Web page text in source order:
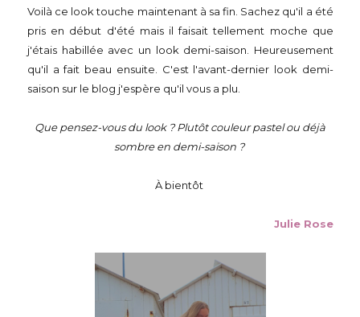
Voilà ce look touche maintenant à sa fin. Sachez qu'il a été
pris en début d'été mais il faisait tellement moche que
j'étais habillée avec un look demi-saison. Heureusement
qu'il a fait beau ensuite. C'est l'avant-dernier look demi-
saison sur le blog j'espère qu'il vous a plu.
Que pensez-vous du look ? Plutôt couleur pastel ou déjà
sombre en demi-saison ?
À bientôt
Julie Rose